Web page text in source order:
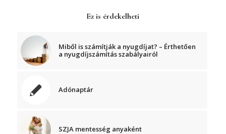
Ez is érdekelheti
Miből is számítják a nyugdíjat? – Érthetően
a nyugdíjszámítás szabályairól
Adónaptár
SZJA mentesség anyaként